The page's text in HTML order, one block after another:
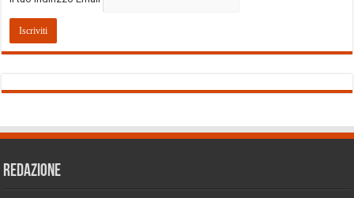
REDAZIONE